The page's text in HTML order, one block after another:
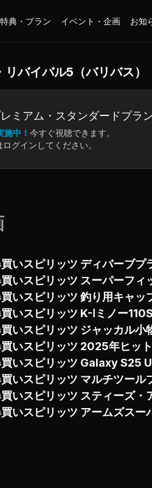
典・プラン イベント・企画 お知
バイバル5（バリバス）
ミアム・ スタンダードプラ
中！ 今すぐ視聴できます。
グインしてください。
いスピリッツ ディバーブプ
いスピリッツ スーパーフィ
いスピリッツ 釣り用キャッ
いスピリッツ K-Ⅰミノー
いスピリッツ ジャッカル小
いスピリッツ 2025年ヒッ
いスピリッツ Galaxy S25
いスピリッツ マルチツール
いスピリッツ スティーズ・
いスピリッツ アームズスー